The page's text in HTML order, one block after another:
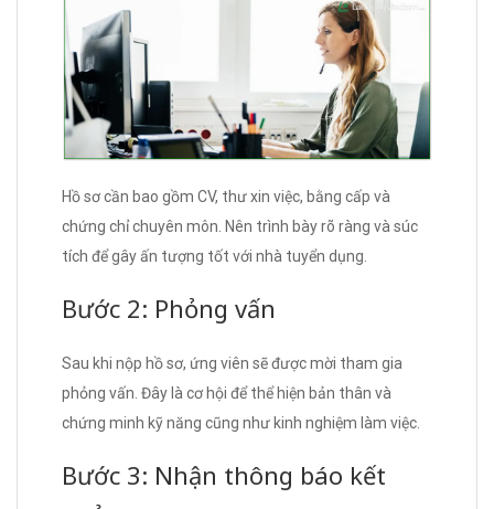
Hồ sơ cần bao gồm CV, thư xin việc, bằng cấp và
chứng chỉ chuyên môn. Nên trình bày rõ ràng và súc
tích để gây ấn tượng tốt với nhà tuyển dụng.
Bước 2: Phỏng vấn
Sau khi nộp hồ sơ, ứng viên sẽ được mời tham gia
phỏng vấn. Đây là cơ hội để thể hiện bản thân và
chứng minh kỹ năng cũng như kinh nghiệm làm việc.
Bước 3: Nhận thông báo kết